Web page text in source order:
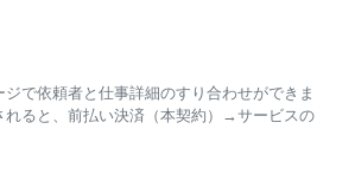
で依頼者と仕事詳細のすり合わせができま
れると、前払い決済（本契約）→サービスの